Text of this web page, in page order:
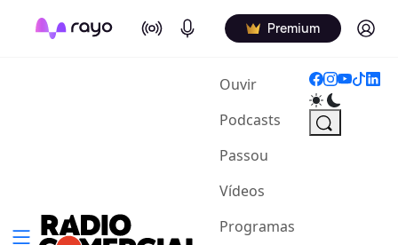
On Air Podcasts Premium Log in
Ouvir(current)
Podcasts
Passou
Vídeos
Programas